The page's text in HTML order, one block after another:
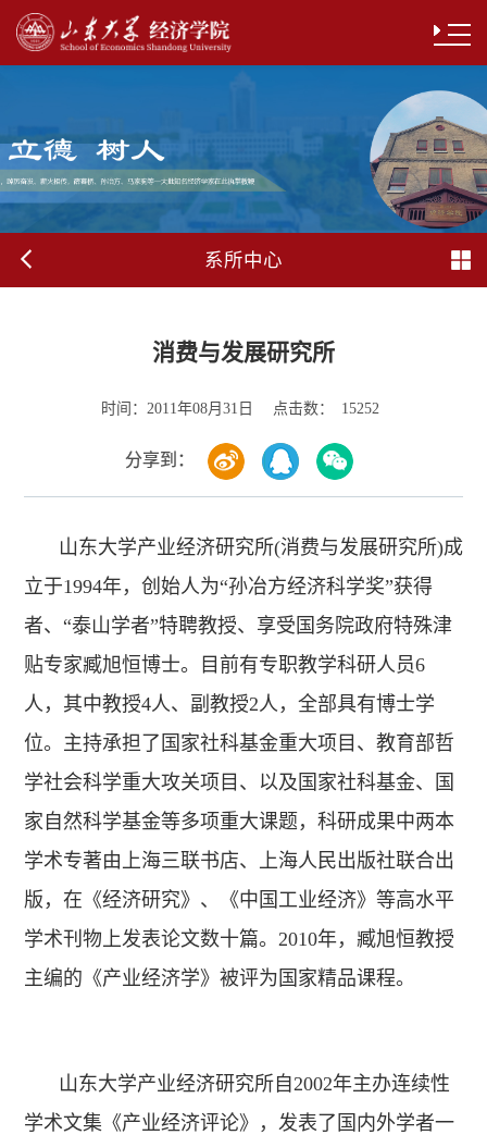
系所中心
消费与发展研究所
时间： 2011年08月31日 点击数： 15252
分享到：
山东大学产业经济研究所(消费与发展研究所)成
立于1994年，创始人为“孙冶方经济科学奖”获得
者、“泰山学者”特聘教授、享受国务院政府特殊津
贴专家臧旭恒博士。目前有专职教学科研人员6
人，其中教授4人、副教授2人，全部具有博士学
位。主持承担了国家社科基金重大项目、教育部哲
学社会科学重大攻关项目、以及国家社科基金、国
家自然科学基金等多项重大课题，科研成果中两本
学术专著由上海三联书店、上海人民出版社联合出
版，在《经济研究》、《中国工业经济》等高水平
学术刊物上发表论文数十篇。2010年，臧旭恒教授
主编的《产业经济学》被评为国家精品课程。
山东大学产业经济研究所自2002年主办连续性
学术文集《产业经济评论》，发表了国内外学者一